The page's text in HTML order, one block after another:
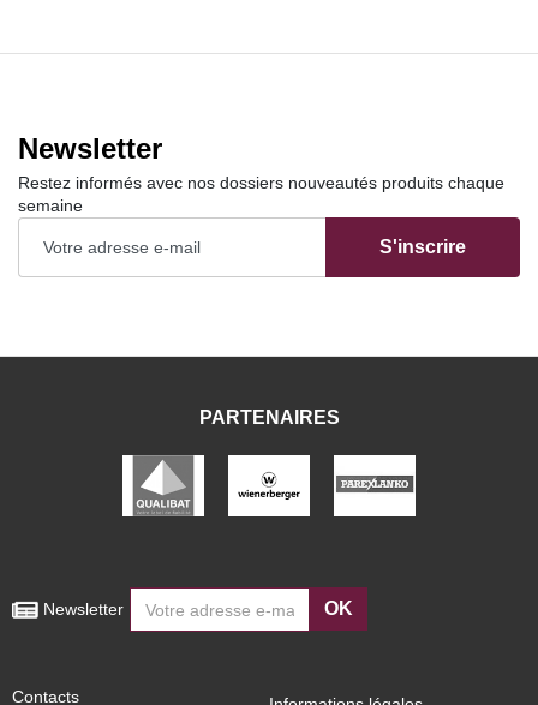
Newsletter
Restez informés avec nos dossiers nouveautés produits chaque
semaine
S'inscrire
PARTENAIRES
Newsletter OK
Contacts